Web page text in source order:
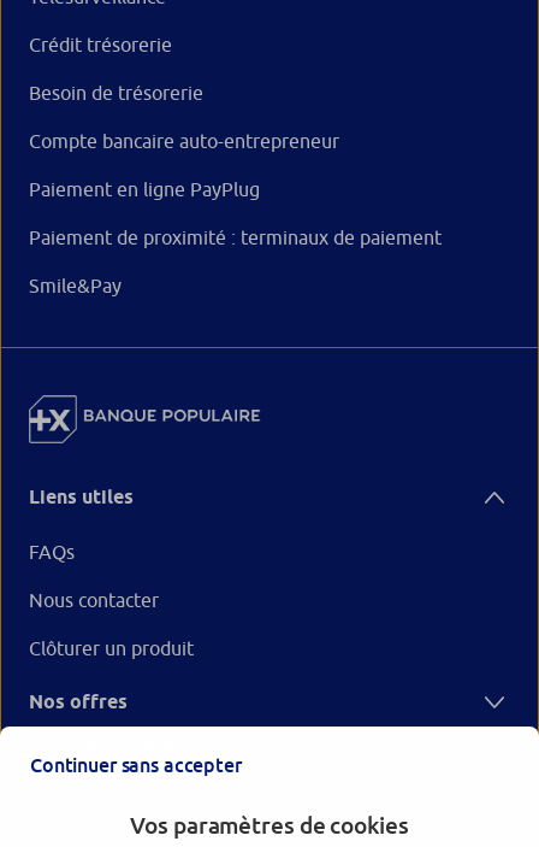
Crédit trésorerie
Besoin de trésorerie
Compte bancaire auto-entrepreneur
Paiement en ligne PayPlug
Paiement de proximité : terminaux de paiement
Smile&Pay
Liens utiles
FAQs
Nous contacter
Clôturer un produit
Nos offres
Continuer sans accepter
Vos paramètres de cookies